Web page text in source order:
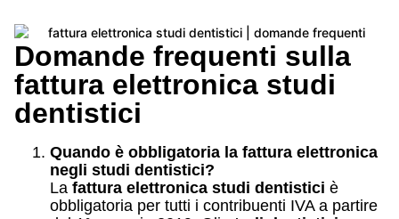
Domande frequenti sulla
fattura elettronica studi
dentistici
Quando è obbligatoria la fattura elettronica
negli studi dentistici?
La fattura elettronica studi dentistici è
obbligatoria per tutti i contribuenti IVA a partire